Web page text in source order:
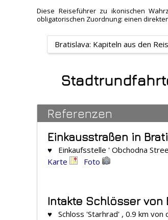
Diese Reiseführer zu ikonischen
obligatorischen Zuordnung: einen
Bratislava: Kapiteln aus den
Referenzen
Einkausstraßen in
♥ Einkaufsstelle ' Obchodna
Karte
Foto
Intakte Schlösser von
♥ Schloss 'Starhrad' , 0.9 km von